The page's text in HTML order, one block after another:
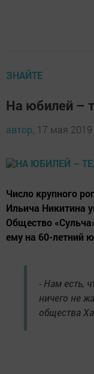
ЗНАЙТЕ
На юбилей –
автор, 17 мая 2019
Число крупного
Ильича Никитина
Общество
ему на 60-летний
- Нам есть,
ничего не
общества